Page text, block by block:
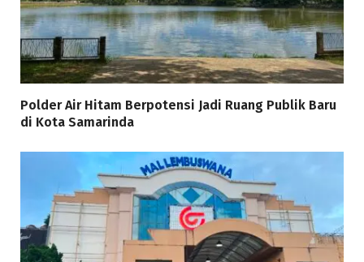
Polder Air Hitam Berpotensi Jadi Ruang Publik Baru
di Kota Samarinda